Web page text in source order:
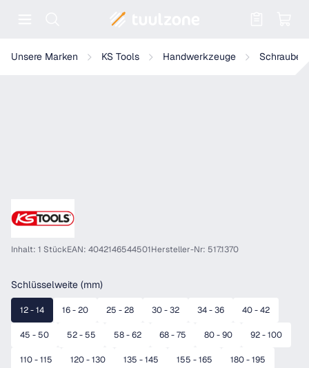
Unsere Marken KS Tools Handwerkzeuge
KS Tools Fester Hakenschlüssel mit Nase
Inhalt: 1 StückEAN: 4042146544501Hersteller-Nr: 517.1370
Schlüsselweite (mm)auswählen
12 - 14 16 - 20 25 - 28 30 - 32 34 - 36 40 - 42
45 - 50 52 - 55 58 - 62 68 - 75 80 - 90 92 - 100
110 - 115 120 - 130 135 - 145 155 - 165 180 - 195